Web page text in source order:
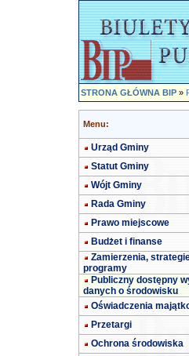
STRONA GŁÓWNA BIP»
Menu:
Urząd Gminy
Statut Gminy
Wójt Gminy
Rada Gminy
Prawo miejscowe
Budżet i finanse
Zamierzenia,
programy
Publiczny dostępny
danych o środowisku
Oświadczenia
Przetargi
Ochrona środowiska